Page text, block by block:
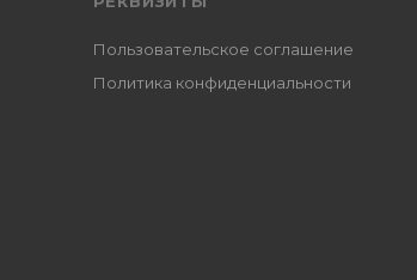
Пользовательское соглашение
Политика конфиденциальности